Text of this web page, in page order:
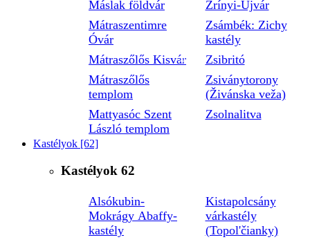
Máslak földvár
Mátraszentimre
Óvár
Mátraszőlős Kisvár
Mátraszőlős
templom
Mattyasóc Szent
László templom
Zrínyi-Újvár
Zsámbék: Zichy
kastély
Zsibritó
Zsiványtorony
(Živánska veža)
Zsolnalitva
Kastélyok [62]
Kastélyok 62
Alsókubin-
Mokrágy Abaffy-
kastély
Kistapolcsány
várkastély
(Topol'čianky)